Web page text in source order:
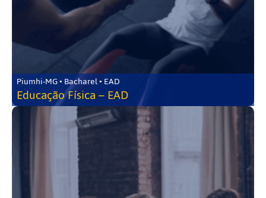
Piumhi-MG • Bacharel • EAD
Educação Física – EAD